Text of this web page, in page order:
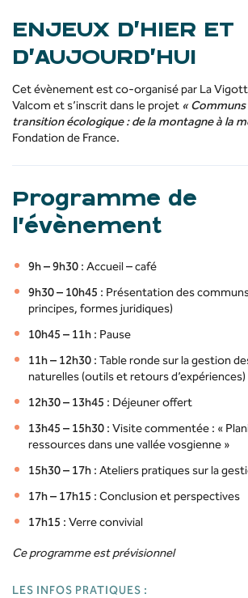
ENJEUX D’HIER ET
D’AUJOURD’HUI
Cet évènement est co-organisé par La
Valcom et s’inscrit dans le projet «
transition écologique : de la montagne à la
Fondation de France.
Programme de
l’évènement
9h – 9h30 : Accueil – café
9h30 – 10h45 : Présentation des
principes, formes juridiques)
10h45 – 11h : Pause
11h – 12h30 : Table ronde sur la gestion
naturelles (outils et retours d’expériences) ​
12h30 – 13h45 : Déjeuner offert ​
13h45 – 15h30 : Visite commentée : «
ressources dans une vallée vosgienne »
15h30 – 17h : Ateliers pratiques sur la
17h – 17h15 : Conclusion et perspectives ​
17h15 : Verre convivial
Ce programme est prévisionnel
LES INFOS PRATIQUES :